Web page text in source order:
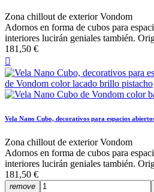
Zona chillout de exterior Vondom
Adornos en forma de cubos para
interiores lucirán geniales también.
181,50 €

Vela Nano Cubo, decorativos para espacios
Zona chillout de exterior Vondom
Adornos en forma de cubos para
interiores lucirán geniales también.
181,50 €
remove